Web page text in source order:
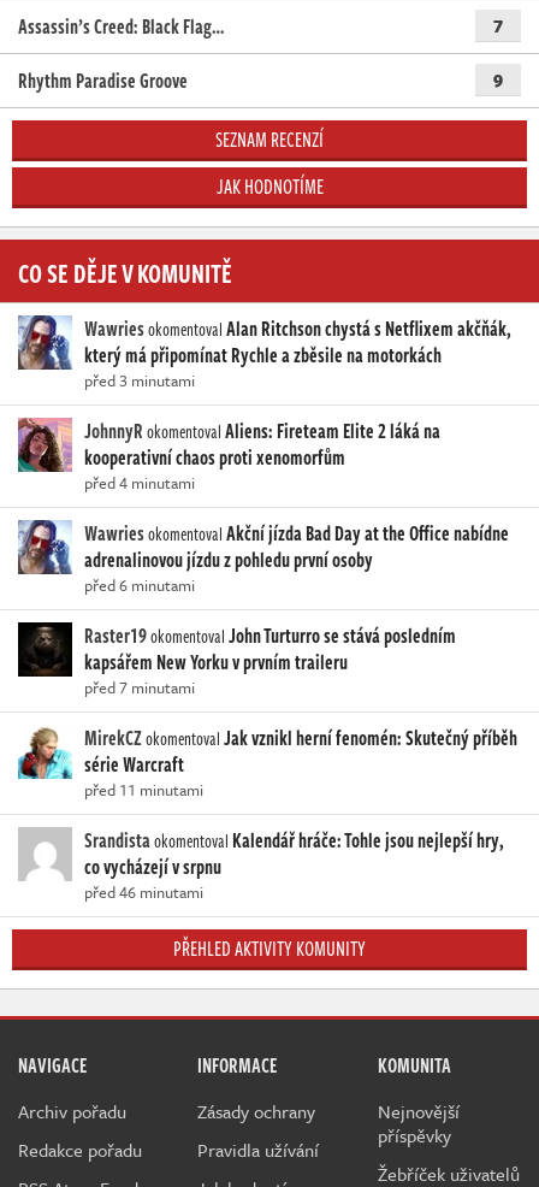
Assassin’s Creed: Black Flag… 7
Rhythm Paradise Groove 9
SEZNAM RECENZÍ
JAK HODNOTÍME
CO SE DĚJE V KOMUNITĚ
WawriesokomentovalAlan Ritchson chystá s Netflixem akčňák,
který má připomínat Rychle a zběsile na motorkách
před 3 minutami
JohnnyRokomentovalAliens: Fireteam Elite 2 láká na
kooperativní chaos proti xenomorfům
před 4 minutami
WawriesokomentovalAkční jízda Bad Day at the Office nabídne
adrenalinovou jízdu z pohledu první osoby
před 6 minutami
Raster19okomentovalJohn Turturro se stává posledním
kapsářem New Yorku v prvním traileru
před 7 minutami
MirekCZokomentovalJak vznikl herní fenomén: Skutečný příběh
série Warcraft
před 11 minutami
Srandistaokomentoval Kalendář hráče: Tohle jsou nejlepší hry,
co vycházejí v srpnu
před 46 minutami
PŘEHLED AKTIVITY KOMUNITY
NAVIGACE
Archiv pořadu
Redakce pořadu
INFORMACE
Zásady ochrany
Pravidla užívání
KOMUNITA
Nejnovější
příspěvky
Žebříček uživatelů